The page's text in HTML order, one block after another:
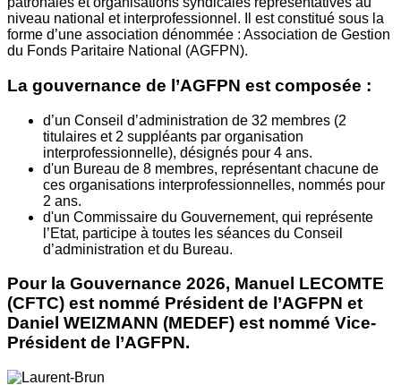
niveau national et interprofessionnel. Il est constitué sous la
forme d’une association dénommée : Association de Gestion
du Fonds Paritaire National (AGFPN).
La gouvernance de l’AGFPN est composée :
d’un Conseil d’administration de 32 membres (2
titulaires et 2 suppléants par organisation
interprofessionnelle), désignés pour 4 ans.
d'un Bureau de 8 membres, représentant chacune de
ces organisations interprofessionnelles, nommés pour
2 ans.
d'un Commissaire du Gouvernement, qui représente
l’Etat, participe à toutes les séances du Conseil
d’administration et du Bureau.
Pour la Gouvernance 2026, Manuel LECOMTE
(CFTC) est nommé Président de l’AGFPN et
Daniel WEIZMANN (MEDEF) est nommé Vice-
Président de l’AGFPN.